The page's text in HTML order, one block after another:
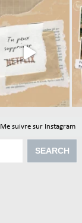
Me suivre sur Instagram